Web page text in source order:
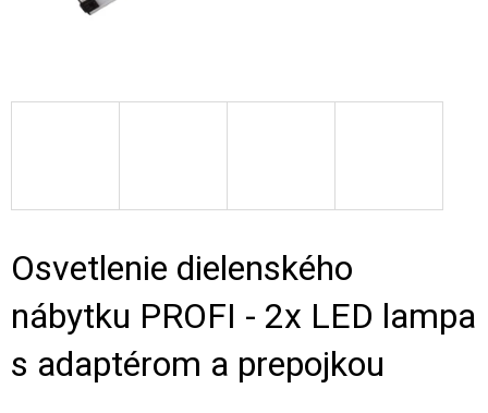
Osvetlenie dielenského
nábytku PROFI - 2x LED lampa
s adaptérom a prepojkou